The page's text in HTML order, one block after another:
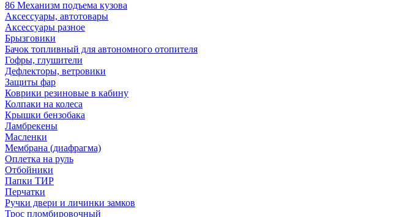
86 Механизм подъема кузова
Аксессуары, автотовары
Аксессуары разное
Брызговики
Бачок топливный для автономного отопителя
Гофры, глушители
Дефлекторы, ветровики
Защиты фар
Коврики резиновые в кабину
Колпаки на колеса
Крышки бензобака
Ламбрекены
Масленки
Мембрана (диафрагма)
Оплетка на руль
Отбойники
Папки ТИР
Перчатки
Ручки двери и личинки замков
Трос пломбировочный